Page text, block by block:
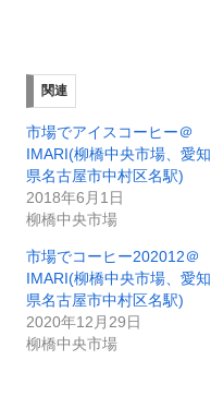
関連
市場でアイスコーヒー＠
IMARI(柳橋中央市場、愛知
県名古屋市中村区名駅)
2018年6月1日
柳橋中央市場
市場でコーヒー202012＠
IMARI(柳橋中央市場、愛知
県名古屋市中村区名駅)
2020年12月29日
柳橋中央市場